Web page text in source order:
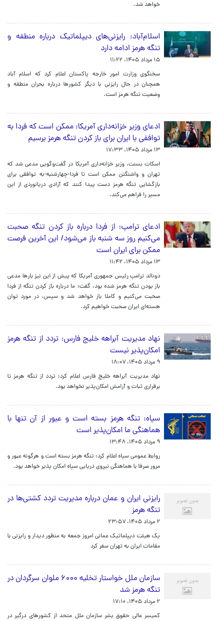
خواهد شد.
اسلام‌آباد: رایزنی‌های دیپلماتیک درباره منطقه و
تنگه هرمز ادامه دارد
۱۵ مرداد ۱۴۰۵، ۱۱:۲۲
سخنگوی وزارت امور خارجه پاکستان اعلام کرد که اسلام‌ آباد
همچنان در حال رایزنی با دیگر کشورها درباره بحران منطقه و
وضعیت تنگه هرمز است.
ادعای وزیر خزانه‌داری آمریکا: ممکن است که فردا به
توافقی با ایران برای باز کردن تنگه هرمز برسیم
۱۳ مرداد ۱۴۰۵، ۱۷:۳۳
اسکات بسنت، وزیر خزانه‌داری آمریکا در گفت‌وگویی مدعی شد که
تهران و واشنگتن ممکن است تا فردا-چهارشنبه-به توافقی برای
بازگشایی تنگه هرمز دست پیدا کنند که آزادی دریانوردی از این
مسیر را فراهم می‌کند.
ادعای ترامپ: از فردا درباره باز کردن تنگه صحبت
می‌کنیم روز سه شنبه باز می‌شود/ این آخرین فرصت
ممکن برای ایران است
۱۳ مرداد ۱۴۰۵، ۱۱:۴۲
دونالد ترامپ رئیس جمهوری آمریکا که پیش از این نیز بارها مدعی
باز بودن تنگه هرمز شده بود، گفت: ما درباره باز کردن تنگه از فردا
صحبت می‌کنیم و کاملا باز خواهد شد و سپس، در مورد توان
هسته‌ای ایران صحبت خواهیم کرد.
نهاد مدیریت آبراهه خلیج فارس: تردد از تنگه هرمز
امکان‌پذیر نیست
۹ مرداد ۱۴۰۵، ۱۸:۰۷
نهاد مدیریت آبراهه خلیج فارس اعلام کرد: تردد از تنگه هرمز تا
برقراری ثبات و آرامش امکان‌پذیر نخواهد بود.
سپاه: تنگه هرمز بسته است و عبور از آن تنها با
هماهنگی ما امکان‌پذیر است
۹ مرداد ۱۴۰۵، ۱۳:۴۸
روابط عمومی سپاه اعلام کرد: تنگه هرمز بسته است و هرگونه عبور و
مرور صرفا با هماهنگی نیروی دریایی سپاه امکان پذیر خواهد بود.
رایزنی ایران و عمان درباره مدیریت تردد کشتی‌ها در
تنگه هرمز
۲ مرداد ۱۴۰۵، ۲۳:۵۷
یک هیئت دیپلماتیک عمانی امروز جمعه به منظور دیدار و رایزنی با
مقامات ایران به تهران سفر کرد
سازمان ملل خواستار تخلیه ۶۰۰۰ ملوان سرگردان در
تنگه هرمز شد
۲ مرداد ۱۴۰۵، ۱۷:۱۰
کمیسر عالی حقوق بشر سازمان ملل متحد از کشورهای درگیر در